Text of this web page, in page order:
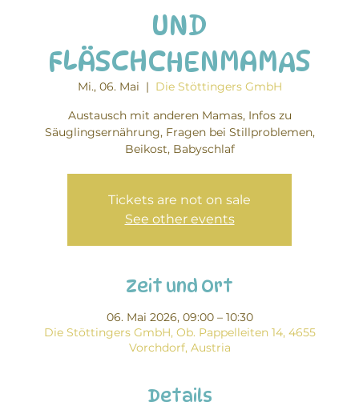
UND
FLÄSCHCHENMAMAS
Mi., 06. Mai
  |
Die Stöttingers GmbH
Austausch mit anderen Mamas, Infos zu
Säuglingsernährung, Fragen bei Stillproblemen,
Beikost, Babyschlaf
Tickets are not on sale
See other events
Zeit und Ort
06. Mai 2026, 09:00 – 10:30
Die Stöttingers GmbH, Ob. Pappelleiten 14, 4655
Vorchdorf, Austria
Details